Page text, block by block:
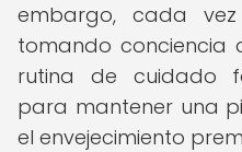
embargo, cada
tomando conciencia
rutina de cuidado
para mantener una
el envejecimiento